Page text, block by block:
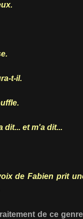
t-il.
et m'a dit...
de Fabien prit
de ce